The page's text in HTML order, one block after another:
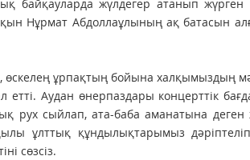
байқауларда жүлдегер атанып
Нұрмат Абдоллаұлының ақ батасын
өскелең ұрпақ­тың бойына халқымыздың
етті. Аудан өнерпаздары кон­церттік
рух сыйлап, ата-баба аманатына деген
ұлттық құндылықтарымыз
сөзсіз.